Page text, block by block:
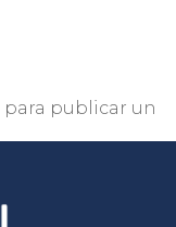
para publicar un